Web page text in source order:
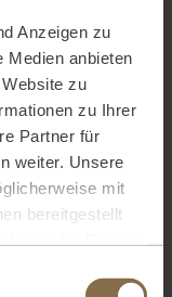
Anzeigen zu
Medien anbieten
zu
zu Ihrer
Partner für
weiter. Unsere
mit
bereitgestellt
oder Ausfalls
besteht